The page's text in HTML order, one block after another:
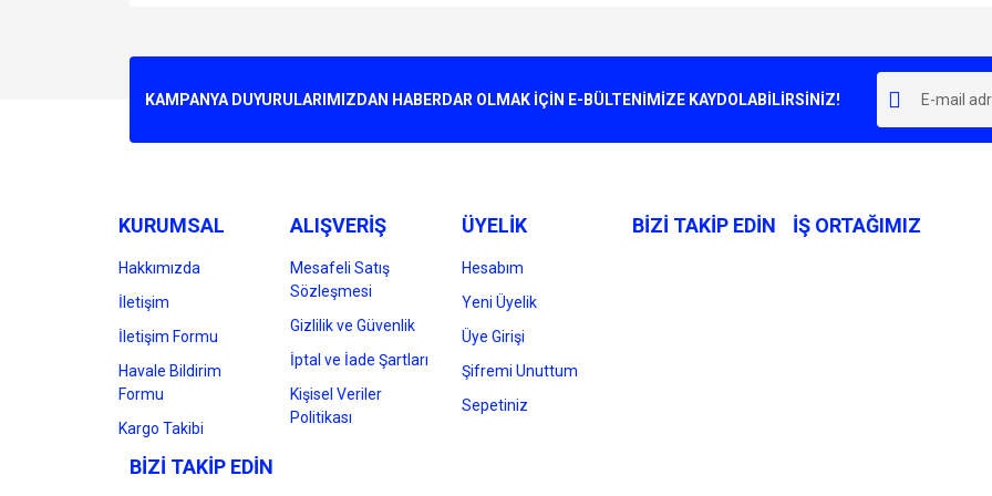
Ürün resmi kalitesiz, bozuk veya görüntülenemiyor.
Bu ürüne benzer farklı alternatifler olmalı.
KAMPANYA DUYURULARIMIZDAN HABERDAR OLMAK İÇİN E-BÜLTENİMİZE KAYDOLABİLİRSİNİZ!
KURUMSAL
Hakkımızda
İletişim
İletişim Formu
Havale Bildirim
Formu
Kargo Takibi
ALIŞVERİŞ
Mesafeli Satış
Sözleşmesi
Gizlilik ve Güvenlik
İptal ve İade Şartları
Kişisel Veriler
Politikası
ÜYELİK
Hesabım
Yeni Üyelik
Üye Girişi
Şifremi Unuttum
Sepetiniz
BİZİ TAKİP EDİN İŞ ORTAĞIMIZ
BİZİ TAKİP EDİN